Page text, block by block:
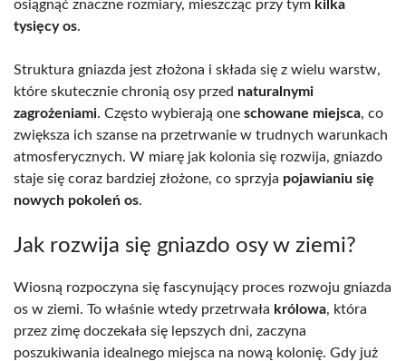
osiągnąć znaczne rozmiary, mieszcząc przy tym kilka
tysięcy os.
Struktura gniazda jest złożona i składa się z wielu warstw,
które skutecznie chronią osy przed naturalnymi
zagrożeniami. Często wybierają one schowane miejsca, co
zwiększa ich szanse na przetrwanie w trudnych warunkach
atmosferycznych. W miarę jak kolonia się rozwija, gniazdo
staje się coraz bardziej złożone, co sprzyja pojawianiu się
nowych pokoleń os.
Jak rozwija się gniazdo osy w ziemi?
Wiosną rozpoczyna się fascynujący proces rozwoju gniazda
os w ziemi. To właśnie wtedy przetrwała królowa, która
przez zimę doczekała się lepszych dni, zaczyna
poszukiwania idealnego miejsca na nową kolonię. Gdy już